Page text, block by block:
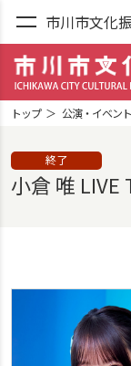
市川市文化
トップ 公演・イベント
終了
小倉 唯 LIVE